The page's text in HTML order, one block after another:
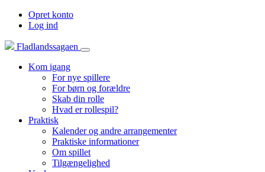
Opret konto
Log ind
Fladlandssagaen
Kom igang
For nye spillere
For børn og forældre
Skab din rolle
Hvad er rollespil?
Praktisk
Kalender og andre arrangementer
Praktiske informationer
Om spillet
Tilgængelighed